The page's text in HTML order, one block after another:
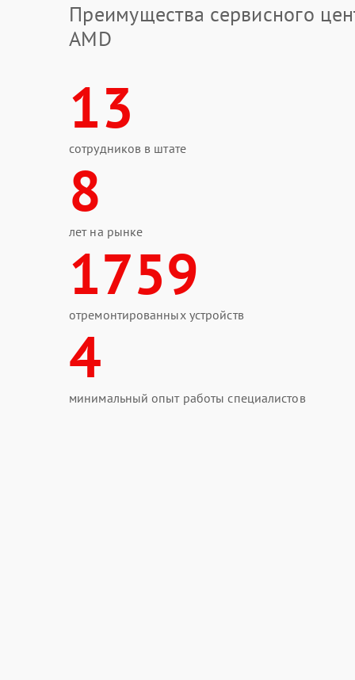
Преимущества сервисного
AMD
13
сотрудников в штате
8
лет на рынке
1759
отремонтированных устройств
4
минимальный опыт работы специалистов